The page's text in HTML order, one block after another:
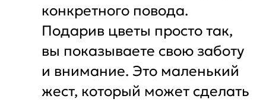
конкретного повода.
Подарив цветы просто так,
вы показываете свою заботу
и внимание. Это маленький
жест, который может сделать